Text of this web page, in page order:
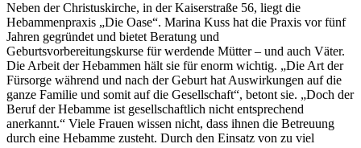
Neben der Christuskirche, in der Kaiserstraße 56, liegt die
Hebammenpraxis „Die Oase“. Marina Kuss hat die Praxis vor fünf
Jahren gegründet und bietet Beratung und
Geburtsvorbereitungskurse für werdende Mütter – und auch Väter.
Die Arbeit der Hebammen hält sie für enorm wichtig. „Die Art der
Fürsorge während und nach der Geburt hat Auswirkungen auf die
ganze Familie und somit auf die Gesellschaft“, betont sie. „Doch der
Beruf der Hebamme ist gesellschaftlich nicht entsprechend
anerkannt.“ Viele Frauen wissen nicht, dass ihnen die Betreuung
durch eine Hebamme zusteht. Durch den Einsatz von zu viel